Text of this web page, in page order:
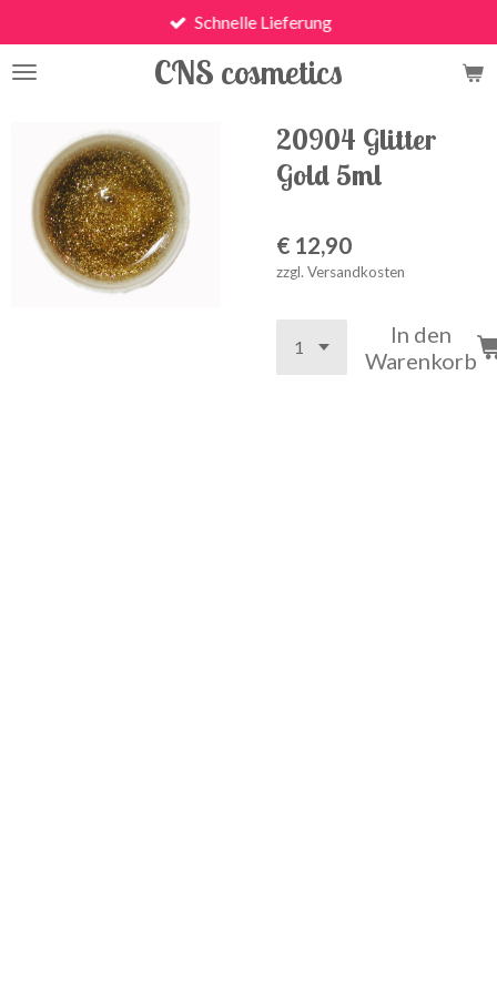
Hauptinhalt
springen
CNS cosmetics
Schnelle Lieferung
20904 Glitter
Gold 5ml
€ 12,90
zzgl. Versandkosten
In den
Warenkorb